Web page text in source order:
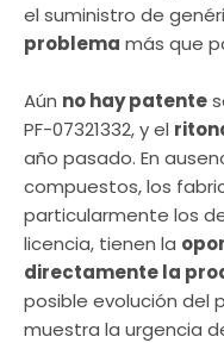
el suministro de
problema más que
Aún no hay patente
PF-07321332, y el
año pasado. En
compuestos, los
particularmente los
licencia, tienen la
directamente la
posible evolución del
muestra la urgencia